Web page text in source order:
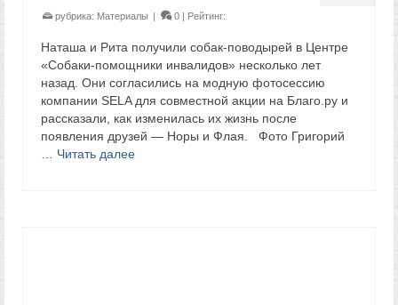
рубрика: Материалы | 0 | Рейтинг:
Наташа и Рита получили собак-поводырей в Центре
«Собаки-помощники инвалидов» несколько лет
назад. Они согласились на модную фотосессию
компании SELA для совместной акции на Благо.ру и
рассказали, как изменилась их жизнь после
появления друзей — Норы и Флая. Фото Григорий
Читать далее